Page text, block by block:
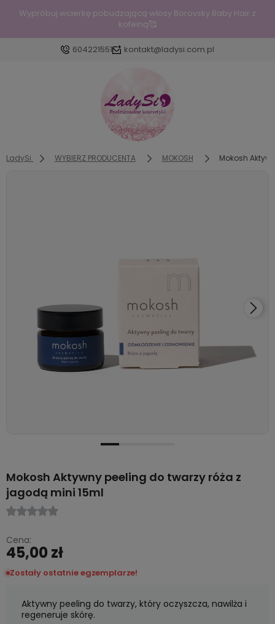
Wypróbuj wcierkę pobudzającą włosy Borovsky Baby Hair z
kofeiną🥰
604221551 kontakt@ladysi.com.pl
Zaloguj się
Załóż konto
LadySi WYBIERZ PRODUCENTA MOKOSH Mokosh
Mokosh Aktywny peeling do twarzy róża z
jagodą mini 15ml
Cena:
45,00 zł
Zostały ostatnie egzemplarze!
Aktywny peeling do twarzy, który oczyszcza, nawilża i
regeneruje skórę.